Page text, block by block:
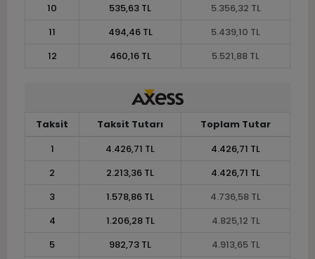
10
535,63 TL
5.356,32 TL
11
494,46 TL
5.439,10 TL
12
460,16 TL 5.521,88 TL
Taksit Taksit Tutarı
Toplam Tutar
1
4.426,71 TL
4.426,71 TL
2
2.213,36 TL
4.426,71 TL
3
1.578,86 TL
4.736,58 TL
4
1.206,28 TL
4.825,12 TL
5
982,73 TL
4.913,65 TL